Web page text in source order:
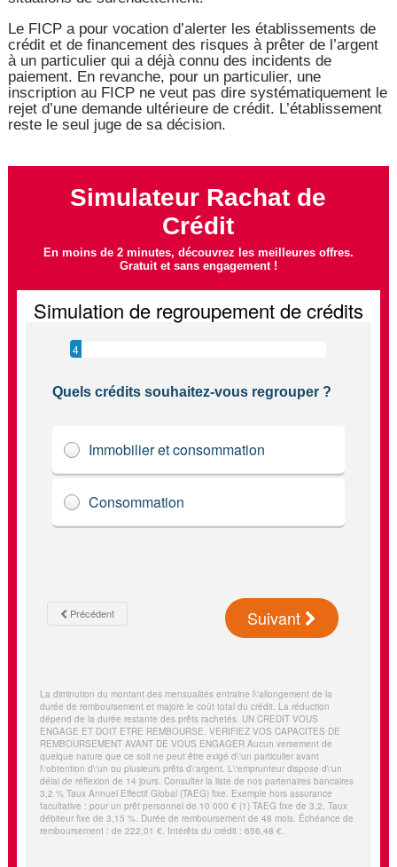
Le FICP a pour vocation d’alerter les établissements de
crédit et de financement des risques à prêter de l’argent
à un particulier qui a déjà connu des incidents de
paiement. En revanche, pour un particulier, une
inscription au FICP ne veut pas dire systématiquement le
rejet d’une demande ultérieure de crédit. L’établissement
reste le seul juge de sa décision.
Simulateur Rachat de
Crédit
En moins de 2 minutes, découvrez les meilleures offres.
Gratuit et sans engagement !